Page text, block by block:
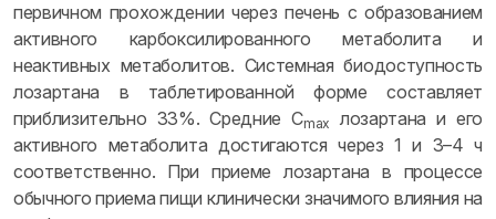
первичном прохождении через печень с образованием
активного карбоксилированного метаболита и
неактивных метаболитов. Системная биодоступность
лозартана в таблетированной форме составляет
приблизительно 33%. Средние Cmax
лозартана и его
активного метаболита достигаются через 1 и 3–4 ч
соответственно. При приеме лозартана в процессе
обычного приема пищи клинически значимого влияния на